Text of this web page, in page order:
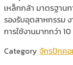
เหล็กกล้า มาตรฐาน
รองรับอุตสาหกรรม
การใช้งานมากกว่า
Category จักรปักคอ